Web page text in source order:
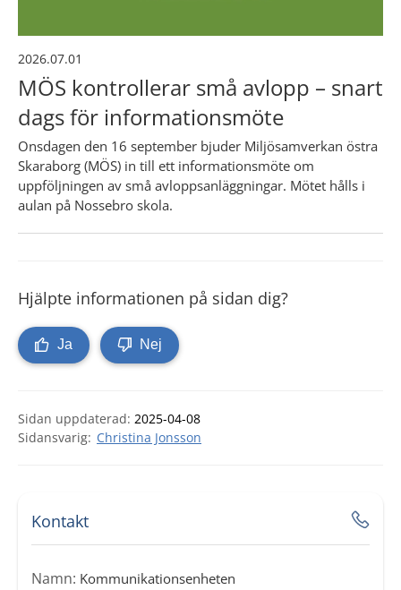
2026.07.01
MÖS kontrollerar små avlopp – snart
dags för informationsmöte
Onsdagen den 16 september bjuder Miljösamverkan östra
Skaraborg (MÖS) in till ett informationsmöte om
uppföljningen av små avloppsanläggningar. Mötet hålls i
aulan på Nossebro skola.
Hjälpte informationen på sidan dig?
Ja Nej
Sidan uppdaterad: 2025-04-08
Christina Jonsson
Kontakt
Namn: Kommunikationsenheten